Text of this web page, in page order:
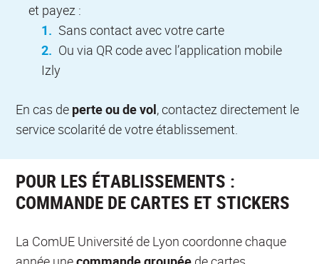
et payez :
Sans contact avec votre carte
Ou via QR code avec l’application mobile
Izly
En cas de perte ou de vol, contactez directement le
service scolarité de votre établissement.
POUR LES ÉTABLISSEMENTS :
COMMANDE DE CARTES ET STICKERS
La ComUE Université de Lyon coordonne chaque